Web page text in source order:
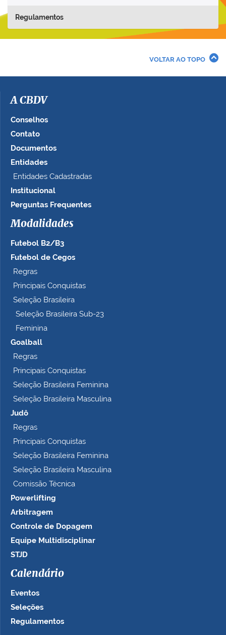
Regulamentos
VOLTAR AO TOPO
A CBDV
Conselhos
Contato
Documentos
Entidades
Entidades Cadastradas
Institucional
Perguntas Frequentes
Modalidades
Futebol B2/B3
Futebol de Cegos
Regras
Principais Conquistas
Seleção Brasileira
Seleção Brasileira Sub-23
Feminina
Goalball
Regras
Principais Conquistas
Seleção Brasileira Feminina
Seleção Brasileira Masculina
Judô
Regras
Principais Conquistas
Seleção Brasileira Feminina
Seleção Brasileira Masculina
Comissão Técnica
Powerlifting
Arbitragem
Controle de Dopagem
Equipe Multidisciplinar
STJD
Calendário
Eventos
Seleções
Regulamentos